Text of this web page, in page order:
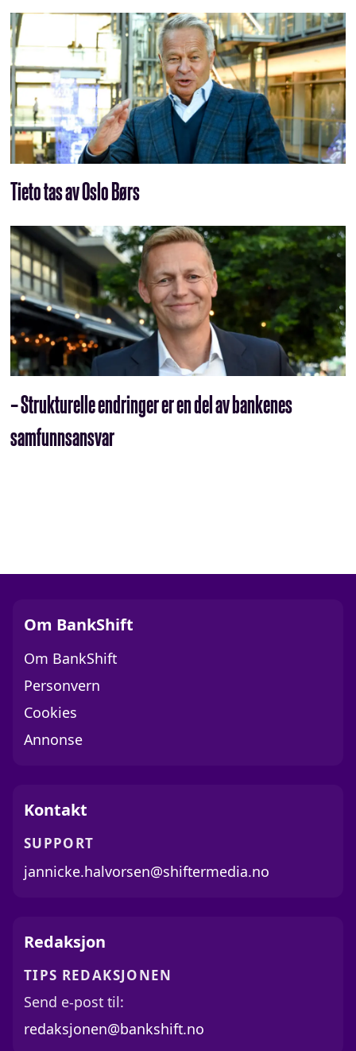
Tieto tas av Oslo Børs
– Strukturelle endringer er en del av bankenes
samfunnsansvar
Om BankShift
Om BankShift
Personvern
Cookies
Annonse
Kontakt
SUPPORT
jannicke.halvorsen@shiftermedia.no
Redaksjon
TIPS REDAKSJONEN
Send e-post til:
redaksjonen@bankshift.no